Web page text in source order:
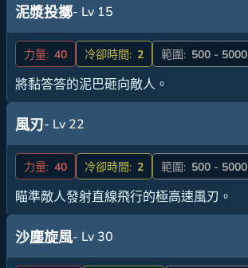
泥漿投擲- Lv 15
力量: 40 冷卻時間: 2 範圍: 500 - 5000
將黏答答的泥巴砸向敵人。
風刃- Lv 22
力量: 40 冷卻時間: 2 範圍: 500 - 5000
瞄準敵人發射直線飛行的極高速風刃。
沙塵旋風- Lv 30